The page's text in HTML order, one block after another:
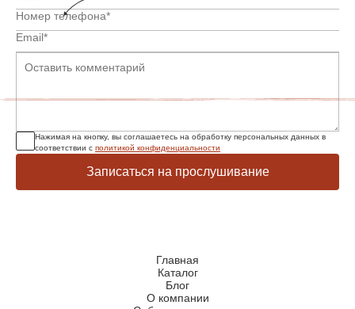
Нажимая на кнопку, вы соглашаетесь на обработку персональных данных в
соответствии с политикой конфиденциальности
Записаться на прослушивание
Главная
Каталог
Блог
О компании